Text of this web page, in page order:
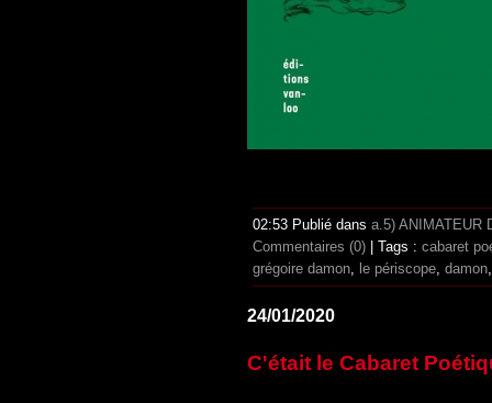
02:53 Publié dans a.5) ANIMATEUR
Commentaires (0) | Tags : cabaret
grégoire damon
le périscope damon
24/01/2020
C'était le Cabaret